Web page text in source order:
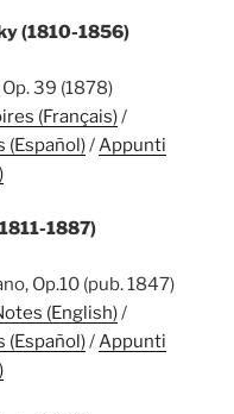
(1810-1856)
39 (1878)
(Français)/
(Español)/ Appunti
1887)
Op.10 (pub. 1847)
(English)/
(Español)/ Appunti